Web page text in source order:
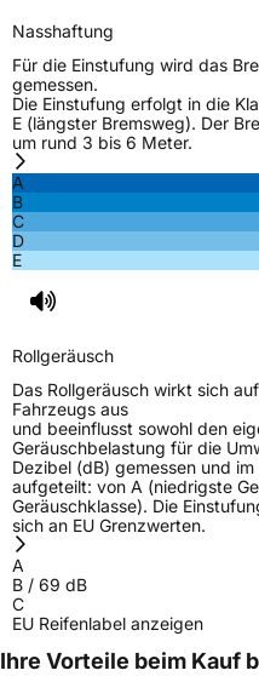
Nasshaftung
Für die Einstufung wird das
gemessen.
Die Einstufung erfolgt in die
E (längster Bremsweg). Der
um rund 3 bis 6 Meter.
A
B
C
D
E
Rollgeräusch
Das Rollgeräusch wirkt sich
Fahrzeugs aus
und beeinflusst sowohl den
Geräuschbelastung für die
Dezibel (dB) gemessen und
aufgeteilt: von A (niedrigste
Geräuschklasse). Die
sich an EU Grenzwerten.
A
B / 69 dB
C
EU Reifenlabel anzeigen
Ihre Vorteile beim Kauf